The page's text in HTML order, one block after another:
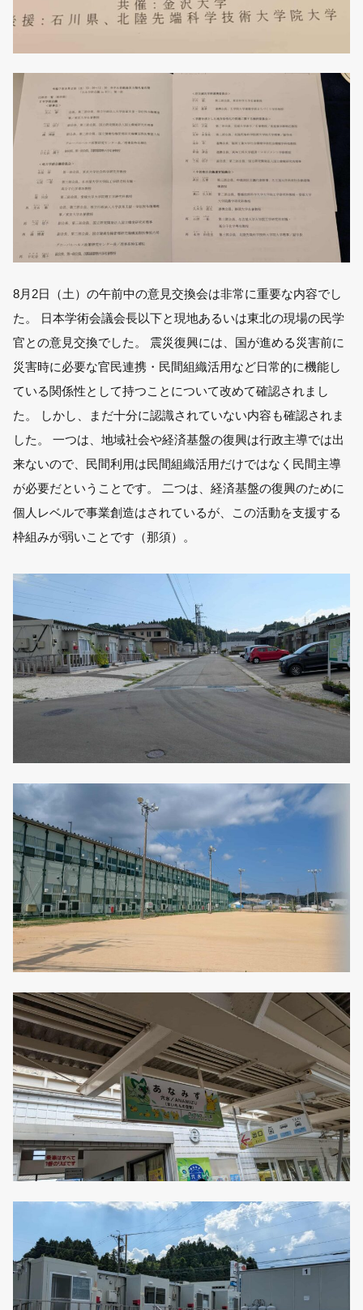
8月2日（土）の午前中の意見交換会は非常に重要な内容でし
た。 日本学術会議会長以下と現地あるいは東北の現場の民学
官との意見交換でした。 震災復興には、国が進める災害前に
災害時に必要な官民連携・民間組織活用など日常的に機能し
ている関係性として持つことについて改めて確認されまし
た。 しかし、まだ十分に認識されていない内容も確認されま
した。 一つは、地域社会や経済基盤の復興は行政主導では出
来ないので、民間利用は民間組織活用だけではなく民間主導
が必要だということです。 二つは、経済基盤の復興のために
個人レベルで事業創造はされているが、この活動を支援する
枠組みが弱いことです（那須）。